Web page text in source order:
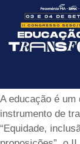
A educação é um
instrumento de
“Equidade,